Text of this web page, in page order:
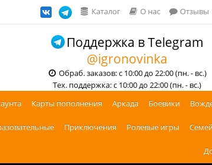
Каталог О нас Отзывы
Поддержка в Telegram
@igronovinka
Обраб. заказов: с 10:00 до 22:00 (пн. - вс.)
Тех. поддержка: с 10:00 до 22:00 (пн. - вс.)
Карты пополнения Аркада Боевики
Приключения Ролевые игры